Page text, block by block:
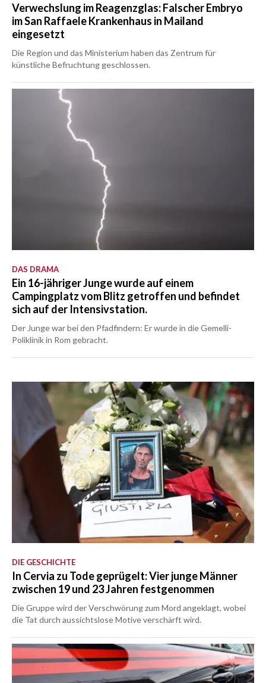
Verwechslung im Reagenzglas: Falscher Embryo
im San Raffaele Krankenhaus in Mailand
eingesetzt
Die Region und das Ministerium haben das Zentrum für
künstliche Befruchtung geschlossen.
DAS DRAMA
Ein 16-jähriger Junge wurde auf einem
Campingplatz vom Blitz getroffen und befindet
sich auf der Intensivstation.
Der Junge war bei den Pfadfindern: Er wurde in die Gemelli-
Poliklinik in Rom gebracht.
DIE GESCHICHTE
In Cervia zu Tode geprügelt: Vier junge Männer
zwischen 19 und 23 Jahren festgenommen
Die Gruppe wird der Verschwörung zum Mord angeklagt, wobei
die Tat durch aussichtslose Motive verschärft wird.